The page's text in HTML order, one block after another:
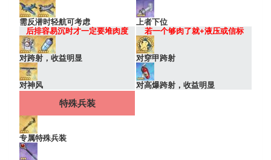
需反潜时轻航可考虑
后排容易沉时才一定要堆肉度
对跨射，收益明显
对神风
上者下位
若一个够肉了就+液压或信标
对穿甲跨射
对高爆跨射，收益明显
特殊兵装
专属特殊兵装